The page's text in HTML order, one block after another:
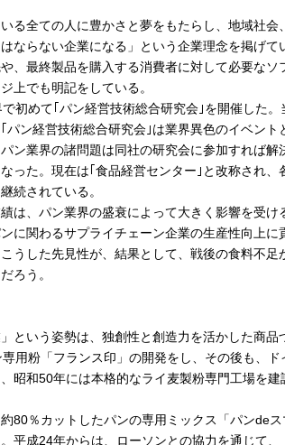
る全ての人に豊かさと夢をもたらし、地域社会
ならない企業になる」という企業理念を掲げて
、最終製品を購入する消費者に対して必要なソ
上でも明記をしている。
初めて｢パン経営技術総合研究会｣を開催した。
ン経営技術総合研究会｣は業界異色のイベント
ン業界の諸問題は同社の研究会に参加すれば解
った。現在は｢食品経営センター｣と改称され、
続されている。
は、パン業界の盛衰によって大きく影響を受け
に関わるサプライチェーン企業の生産性向上に
うした先見性が、結果として、戦後の食料不足
ろう。
という姿勢は、独創性と創造力を活かした商品
用粉「フランス印」の開発をし、その後も、ド
昭和50年には本格的なライ麦製粉専門工場を建
80％カットしたパンの専用ミックス「パンdeス
平成24年からは、ローソンとの協力を通じて、